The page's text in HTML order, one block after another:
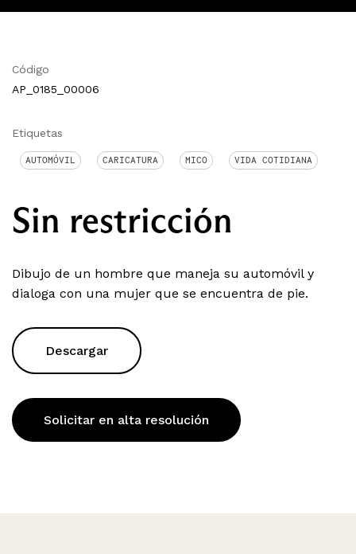
Código
AP_0185_00006
Etiquetas
AUTOMÓVIL CARICATURA MICO VIDA COTIDIANA
Sin restricción
Dibujo de un hombre que maneja su automóvil y
dialoga con una mujer que se encuentra de pie.
Descargar
Solicitar en alta resolución